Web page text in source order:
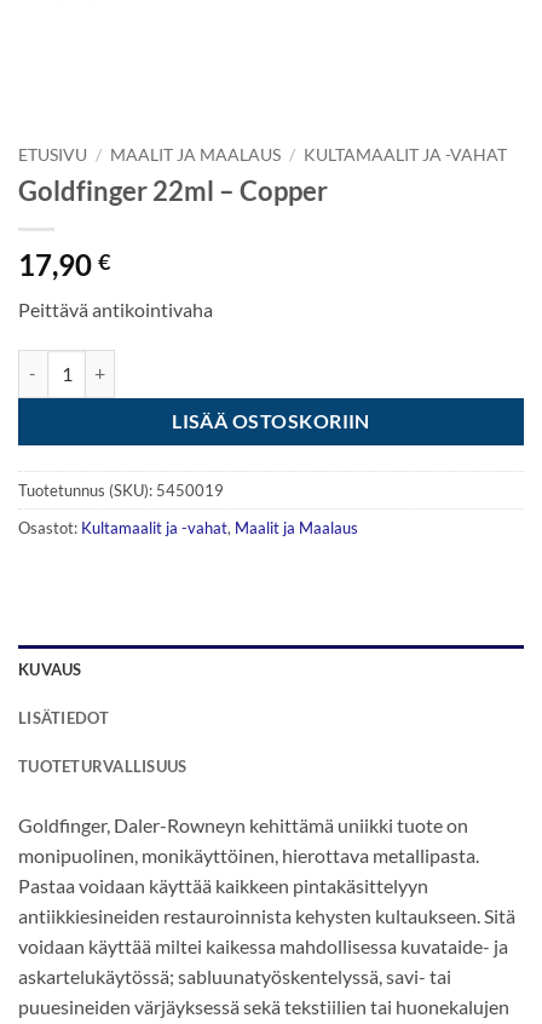
ETUSIVU / MAALIT JA MAALAUS / KULTAMAALIT JA -VAHAT
Goldfinger 22ml – Copper
17,90 €
Peittävä antikointivaha
LISÄÄ OSTOSKORIIN
Tuotetunnus (SKU): 5450019
Osastot: Kultamaalit ja -vahat, Maalit ja Maalaus
KUVAUS
LISÄTIEDOT
TUOTETURVALLISUUS
Goldfinger, Daler-Rowneyn kehittämä uniikki tuote on
monipuolinen, monikäyttöinen, hierottava metallipasta.
Pastaa voidaan käyttää kaikkeen pintakäsittelyyn
antiikkiesineiden restauroinnista kehysten kultaukseen. Sitä
voidaan käyttää miltei kaikessa mahdollisessa kuvataide- ja
askartelukäytössä; sabluunatyöskentelyssä, savi- tai
puuesineiden värjäyksessä sekä tekstiilien tai huonekalujen